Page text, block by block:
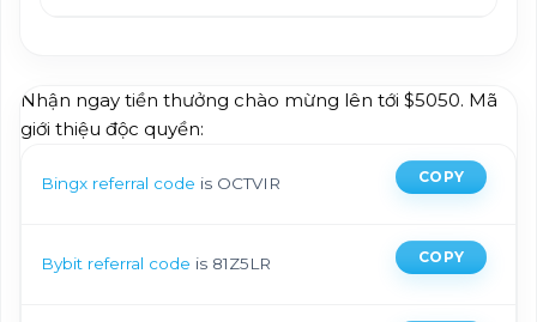
Nhận ngay tiền thưởng chào mừng lên tới $5050. Mã
giới thiệu độc quyền:
Bingx referral code is OCTVIR COPY
Bybit referral code is 81Z5LR COPY